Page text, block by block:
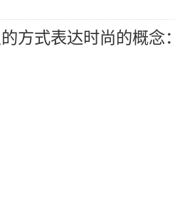
的方式表达时尚的概念